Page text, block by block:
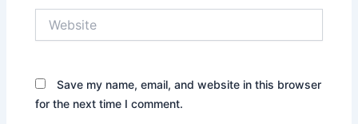
Save my name, email, and website in this browser
for the next time I comment.